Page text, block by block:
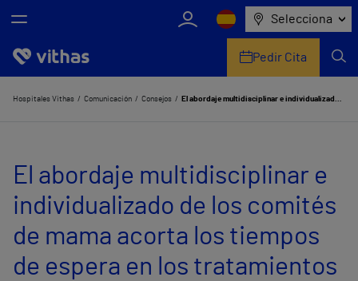
Selecciona
Nosotros
Servicios de salud
Equipo médico y asistencial
Pedir Cita
Hospitales Vithas Comunicación Consejos El abordaje multidisciplinar e individualizado de los comités de mama acorta los tiempos de espera en los tratamientos oncológicos
El abordaje multidisciplinar e
individualizado de los comités
de mama acorta los tiempos
de espera en los tratamientos